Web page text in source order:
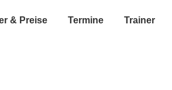
& Preise Termine Trainer